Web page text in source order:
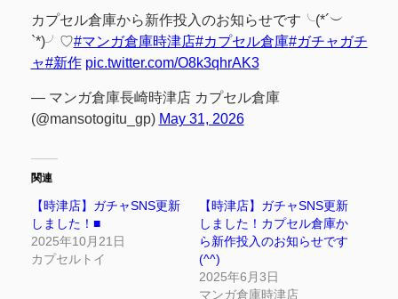
カプセル倉庫から新作投入のお知らせです╰(*´︶
`*)╯♡#マンガ倉庫時津店#カプセル倉庫#ガチャガチ
ャ#新作 pic.twitter.com/O8k3qhrAK3
— マンガ倉庫長崎時津店 カプセル倉庫
(@mansotogitu_gp) May 31, 2026
関連
【時津店】ガチャSNS更新
しました！■
2025年10月21日
カプセルトイ
【時津店】ガチャSNS更新
しました！カプセル倉庫か
ら新作投入のお知らせです
(^^)
2025年6月3日
マンガ倉庫時津店